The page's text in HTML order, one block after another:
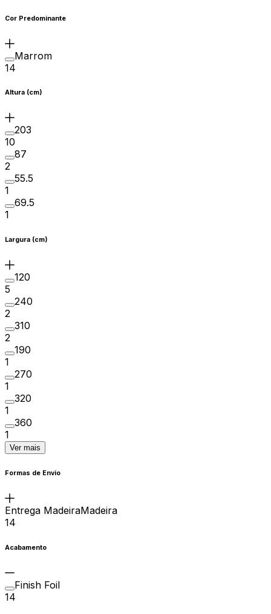
Cor Predominante
Marrom
14
Altura (cm)
203
10
87
2
55.5
1
69.5
1
Largura (cm)
120
5
240
2
310
2
190
1
270
1
320
1
360
1
Ver mais
Formas de Envio
Entrega MadeiraMadeira
14
Acabamento
Finish Foil
14